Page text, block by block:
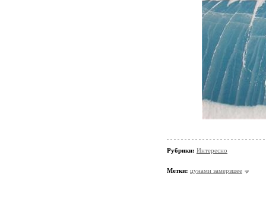
Рубрики: Интересно
Метки: цунами замерзшее